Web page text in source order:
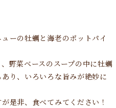
ーの牡蠣と海老のポットパイ
野菜ベースのスープの中に牡蠣
り、いろいろな旨みが絶妙に
是非、食べてみてください！